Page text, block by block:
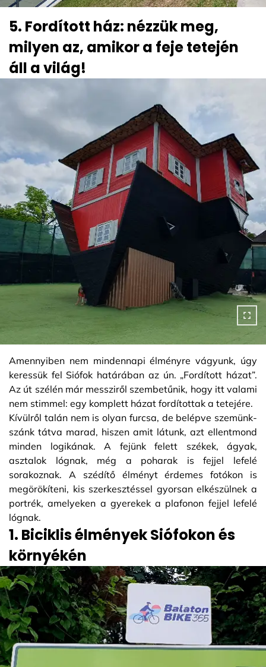
5. Fordított ház: nézzük meg,
milyen az, amikor a feje tetején
áll a világ!
Amennyiben nem mindennapi élményre vágyunk, úgy
keressük fel Siófok határában az ún. „Fordított házat”.
Az út szélén már messziről szembetűnik, hogy itt valami
nem stimmel: egy komplett házat fordítottak a tetejére.
Kívülről talán nem is olyan furcsa, de belépve szemünk-
szánk tátva marad, hiszen amit látunk, azt ellentmond
minden logikának. A fejünk felett székek, ágyak,
asztalok lógnak, még a poharak is fejjel lefelé
sorakoznak. A szédítő élményt érdemes fotókon is
megörökíteni, kis szerkesztéssel gyorsan elkészülnek a
portrék, amelyeken a gyerekek a plafonon fejjel lefelé
lógnak.
1. Biciklis élmények Siófokon és
környékén